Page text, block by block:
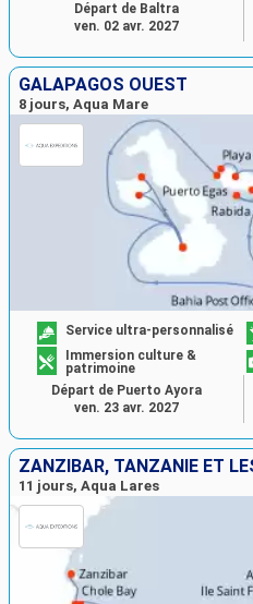
Départ de Baltra
ven. 02 avr. 2027
GALAPAGOS OUEST
8 jours, Aqua Mare
Service ultra-personnalisé
Immersion culture &
patrimoine
Départ de Puerto Ayora
ven. 23 avr. 2027
11 jours, Aqua Lares